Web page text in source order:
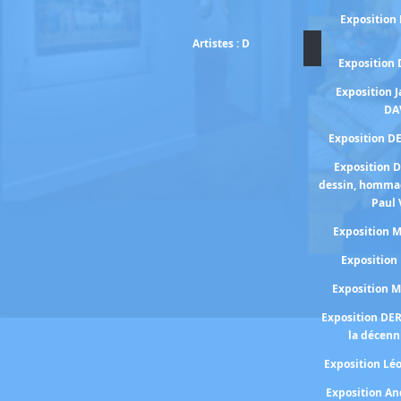
Exposition
Artistes : D
Exposition
Exposition
Exposition
Exposition
dessin,
Paul
Exposition
Exposition
Exposition
Exposition
la
Exposition
Exposition